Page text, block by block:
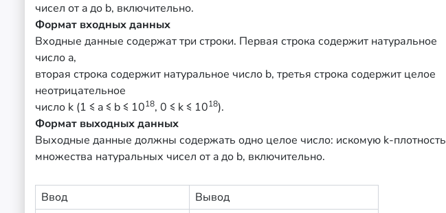
чисел от a до b, включительно.
Формат входных данных
Входные данные содержат три строки. Первая строка содержит натуральное
число a,
вторая строка содержит натуральное число b, третья строка содержит целое
неотрицательное
число k (1 ≤ a ≤ b ≤ 1018, 0 ≤ k ≤ 1018).
Формат выходных данных
Выходные данные должны содержать одно целое число: искомую k-плотность
множества натуральных чисел от a до b, включительно.
Ввод
Вывод